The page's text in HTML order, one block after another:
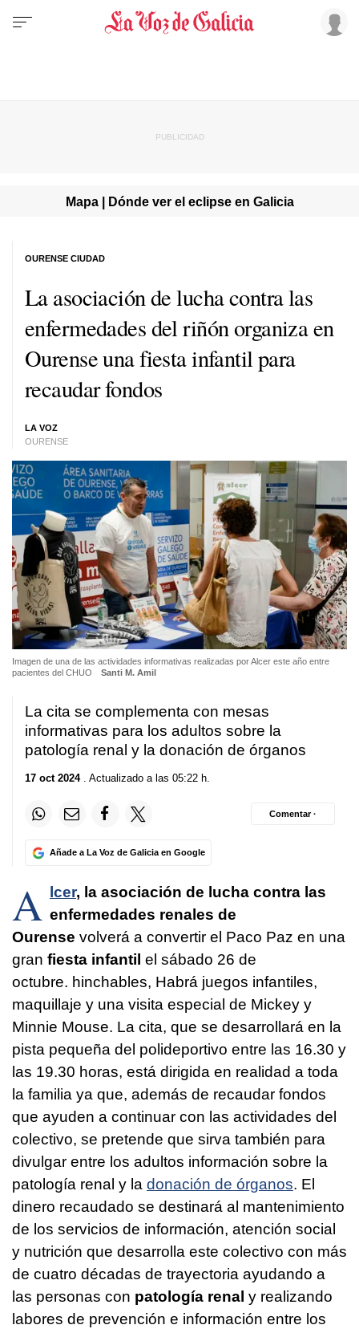
Mapa | Dónde ver el eclipse en Galicia
La asociación de lucha contra las
enfermedades del riñón organiza en
Ourense una fiesta infantil para
recaudar fondos
LA VOZ
OURENSE
OURENSE CIUDAD
Imagen de una de las actividades informativas realizadas por Alcer este año entre
pacientes del CHUO
Santi M. Amil
La cita se complementa con mesas
informativas para los adultos sobre la
patología renal y la donación de órganos
17 oct 2024. Actualizado a las 05:22 h.
Añade a La Voz de Galicia en Google
Comentar ·
A lcer, la asociación de lucha contra las
enfermedades renales de
Ourense volverá a convertir el Paco Paz en una
gran fiesta infantil el sábado 26 de
octubre. hinchables, Habrá juegos infantiles,
maquillaje y una visita especial de Mickey y
Minnie Mouse. La cita, que se desarrollará en la
pista pequeña del polideportivo entre las 16.30 y
las 19.30 horas, está dirigida en realidad a toda
la familia ya que, además de recaudar fondos
que ayuden a continuar con las actividades del
colectivo, se pretende que sirva también para
divulgar entre los adultos información sobre la
patología renal y la donación de órganos. El
dinero recaudado se destinará al mantenimiento
de los servicios de información, atención social
y nutrición que desarrolla este colectivo con más
de cuatro décadas de trayectoria ayudando a
las personas con patología renal y realizando
labores de prevención e información entre los